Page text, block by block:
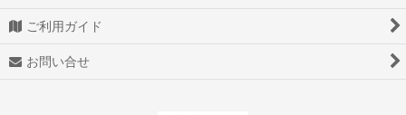
ご利用ガイド
お問い合せ